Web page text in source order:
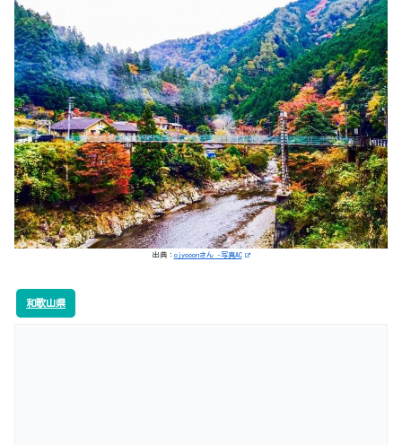
出典： ojyooonさん -写真AC
和歌山県